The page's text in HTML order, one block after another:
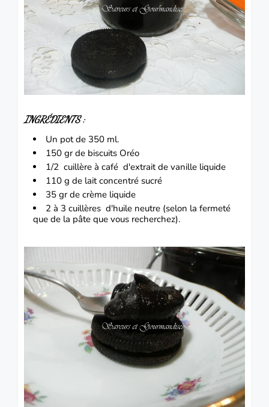
INGRÉDIENTS :
Un pot de 350 ml.
150 gr de biscuits Oréo
1/2 cuillère à café d'extrait de vanille liquide
110 g de lait concentré sucré
35 gr de crème liquide
2 à 3 cuillères d'huile neutre (selon la fermeté
que de la pâte que vous recherchez).